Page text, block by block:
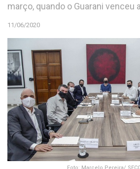
março, quando o Guarani venceu
11/06/2020